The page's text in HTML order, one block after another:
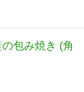
包み焼き (角